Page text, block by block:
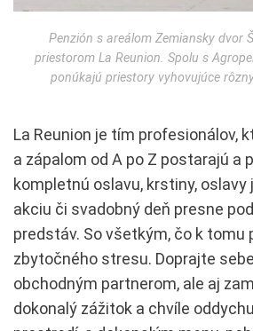
Penzión s areálom Zemiansky dvor
priestorom La Reunion. Spolu s
ponúkajú priestory vyhovujúce
La Reunion je tím profesionálov,
a zápalom od A po Z postarajú a
kompletnú oslavu, krstiny, oslavy
akciu či svadobný deň presne
predstáv. So všetkým, čo k tomu
zbytočného stresu. Doprajte
obchodným partnerom, ale aj
dokonalý zážitok a chvíle